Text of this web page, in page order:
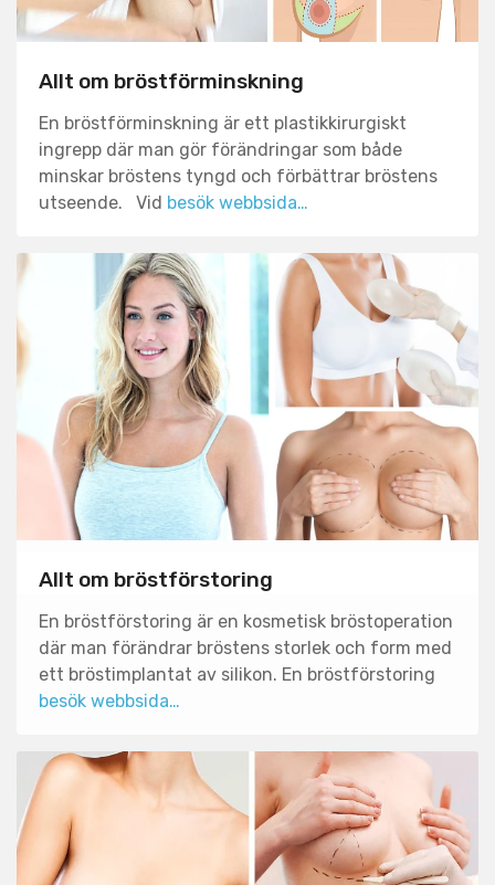
Allt om bröstförminskning
En bröstförminskning är ett plastikkirurgiskt
ingrepp där man gör förändringar som både
minskar bröstens tyngd och förbättrar bröstens
utseende. Vid besök webbsida…
Allt om bröstförstoring
En bröstförstoring är en kosmetisk bröstoperation
där man förändrar bröstens storlek och form med
ett bröstimplantat av silikon. En bröstförstoring
besök webbsida…